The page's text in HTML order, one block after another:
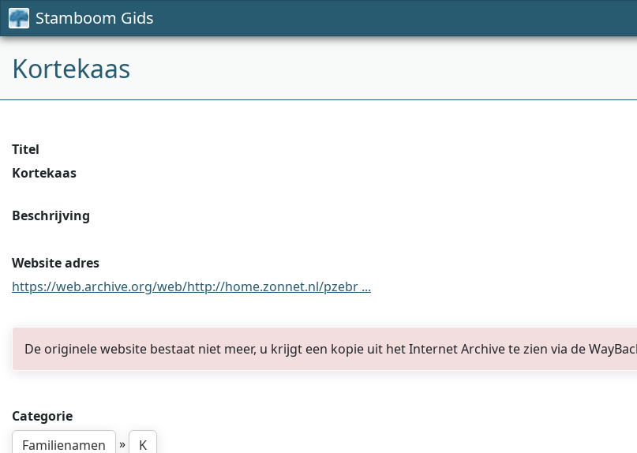
Stamboom Gids
Kortekaas
Titel
Kortekaas
Beschrijving
Website adres
https://web.archive.org/web/http://home.zonnet.nl/pzebr ...
De originele website bestaat niet meer, u krijgt een kopie uit het Internet Archive te zien via de
Categorie
Familienamen
» K